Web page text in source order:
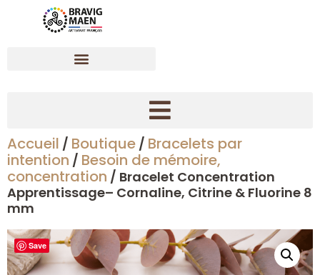
Accueil / Boutique / Bracelets par
intention / Besoin de mémoire,
concentration / Bracelet Concentration
Apprentissage– Cornaline, Citrine & Fluorine 8
mm
Save